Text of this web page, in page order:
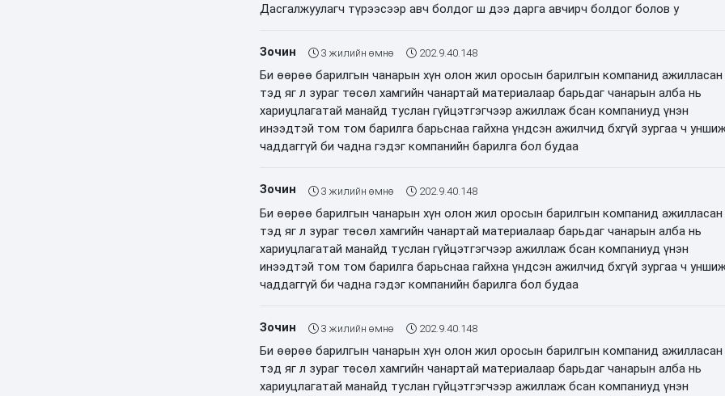
Дасгалжуулагч түрээсээр авч болдог ш дээ дарга авчирч болдог болов у
Зочин 3 жилийн өмнө 202.9.40.148
Би өөрөө барилгын чанарын хүн олон жил оросын барилгын компанид ажилласан
тэд яг л зураг төсөл хамгийн чанартай материалаар барьдаг чанарын алба нь
хариуцлагатай манайд туслан гүйцэтгэгчээр ажиллаж бсан компаниуд үнэн
инээдтэй том том барилга барьснаа гайхна үндсэн ажилчид бхгүй зургаа ч
чаддаггүй би чадна гэдэг компанийн барилга бол будаа
Зочин 3 жилийн өмнө 202.9.40.148
Би өөрөө барилгын чанарын хүн олон жил оросын барилгын компанид ажилласан
тэд яг л зураг төсөл хамгийн чанартай материалаар барьдаг чанарын алба нь
хариуцлагатай манайд туслан гүйцэтгэгчээр ажиллаж бсан компаниуд үнэн
инээдтэй том том барилга барьснаа гайхна үндсэн ажилчид бхгүй зургаа ч
чаддаггүй би чадна гэдэг компанийн барилга бол будаа
Зочин 3 жилийн өмнө 202.9.40.148
Би өөрөө барилгын чанарын хүн олон жил оросын барилгын компанид ажилласан
тэд яг л зураг төсөл хамгийн чанартай материалаар барьдаг чанарын алба нь
хариуцлагатай манайд туслан гүйцэтгэгчээр ажиллаж бсан компаниуд үнэн